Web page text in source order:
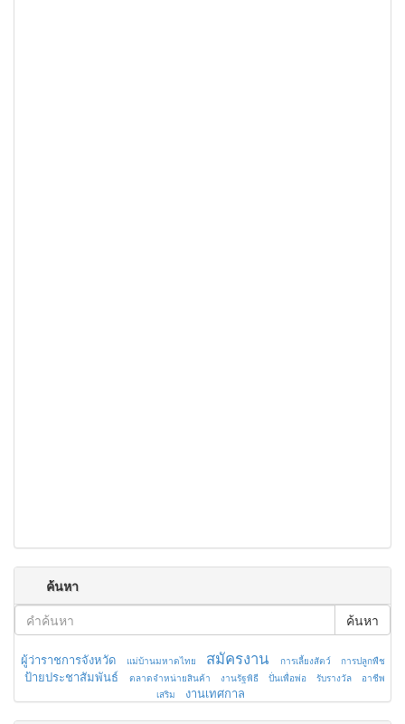
ค้นหา
ค้นหา
ผู้ว่าราชการจังหวัด แม่บ้านมหาดไทย สมัครงาน การเลี้ยงสัตว์ การปลูกพืช
ป้ายประชาสัมพันธ์ ตลาดจำหน่ายสินค้า งานรัฐพิธี ปั่นเพื่อพ่อ รับรางวัล
อาชีพ
เสริม
งานเทศกาล